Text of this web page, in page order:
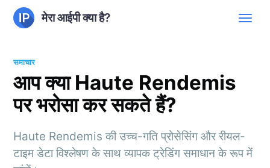
मेरा आईपी क्या है?
समाचार
आप क्या Haute Rendemis
पर भरोसा कर सकते हैं?
Haute Rendemis की उच्च-गति प्रोसेसिंग और रीयल-
टाइम डेटा विश्लेषण के साथ व्यापक ट्रेडिंग समाधान के रूप में